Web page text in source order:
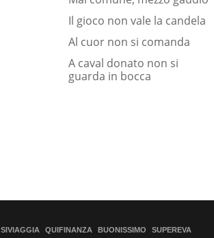
Il gioco non vale la candela
Al cuor non si comanda
A caval donato non si
guarda in bocca
SIVIAGGIA QUIFINANZA BUONISSIMO SUPEREVA